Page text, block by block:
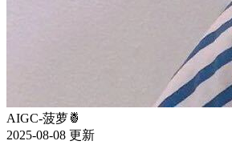
AIGC-菠萝🍍
2025-08-08 更新